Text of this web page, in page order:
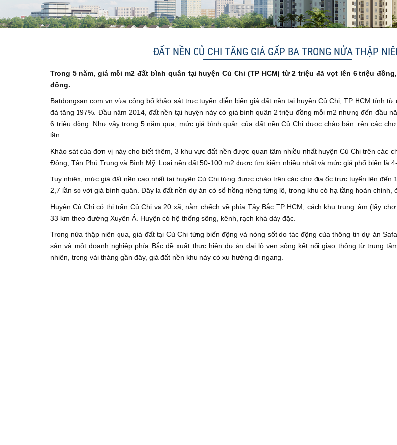
ĐẤT NỀN CỦ CHI TĂNG GIÁ GẤP BA TRONG NỬA THẬP
Trong 5 năm, giá mỗi m2 đất bình quân tại huyện Củ Chi (TP HCM) từ 2 triệu đã vọt lên 6 triệu
đồng.
Batdongsan.com.vn vừa công bố khảo sát trực tuyến diễn biến giá đất nền tại huyện Củ Chi, TP HCM tính
đà tăng 197%. Đầu năm 2014, đất nền tại huyện này có giá bình quân 2 triệu đồng mỗi m2 nhưng đến đầu
6 triệu đồng. Như vậy trong 5 năm qua, mức giá bình quân của đất nền Củ Chi được chào bán trên các
lần.
Khảo sát của đơn vị này cho biết thêm, 3 khu vực đất nền được quan tâm nhiều nhất huyện Củ Chi trên các
Đông, Tân Phú Trung và Bình Mỹ. Loại nền đất 50-100 m2 được tìm kiếm nhiều nhất và mức giá phổ biến là
Tuy nhiên, mức giá đất nền cao nhất tại huyện Củ Chi từng được chào trên các chợ địa ốc trực tuyến lên đến
2,7 lần so với giá bình quân. Đây là đất nền dự án có sổ hồng riêng từng lô, trong khu có hạ tầng hoàn chỉnh,
Huyện Củ Chi có thị trấn Củ Chi và 20 xã, nằm chếch về phía Tây Bắc TP HCM, cách khu trung tâm (lấy
33 km theo đường Xuyên Á. Huyện có hệ thống sông, kênh, rạch khá dày đặc.
Trong nửa thập niên qua, giá đất tại Củ Chi từng biến động và nóng sốt do tác động của thông tin dự án
sản và một doanh nghiệp phía Bắc đề xuất thực hiện dự án đại lộ ven sông kết nối giao thông từ trung
nhiên, trong vài tháng gần đây, giá đất nền khu này có xu hướng đi ngang.